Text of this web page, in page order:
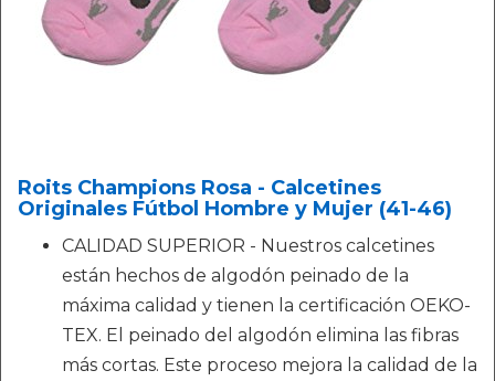
Roits Champions Rosa - Calcetines
Originales Fútbol Hombre y Mujer (41-46)
CALIDAD SUPERIOR - Nuestros calcetines
están hechos de algodón peinado de la
máxima calidad y tienen la certificación OEKO-
TEX. El peinado del algodón elimina las fibras
más cortas. Este proceso mejora la calidad de la